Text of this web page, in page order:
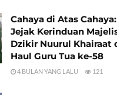
Cahaya di Atas Cahaya:
Jejak Kerinduan
Dzikir Nuurul Khairaat
Haul Guru Tua ke-58
4 BULAN YANG LALU 121